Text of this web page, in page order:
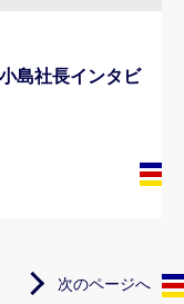
島社長インタビ
次のページへ